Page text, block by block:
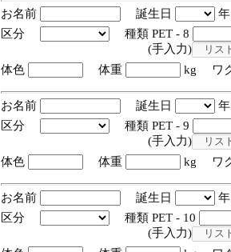
お名前 誕生日
区分
種類 PET - 8
(手入力)
体色
体重 kg ワ
お名前 誕生日
区分
種類 PET - 9
(手入力)
体色
体重 kg ワ
お名前 誕生日
区分
種類 PET - 10
(手入力)